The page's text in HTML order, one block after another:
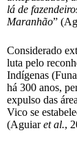
lá de
Maranhão”
Considerado
luta pelo
Indígenas
há 300 anos,
expulso das
Vico se
(Aguiaret al.,